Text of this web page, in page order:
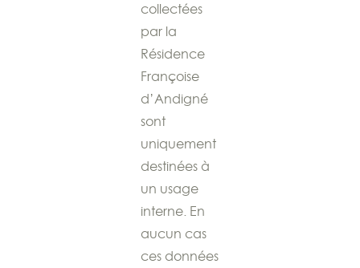
collectées
par la
Résidence
Françoise
d’Andigné
sont
uniquement
destinées à
un usage
interne. En
aucun cas
ces données